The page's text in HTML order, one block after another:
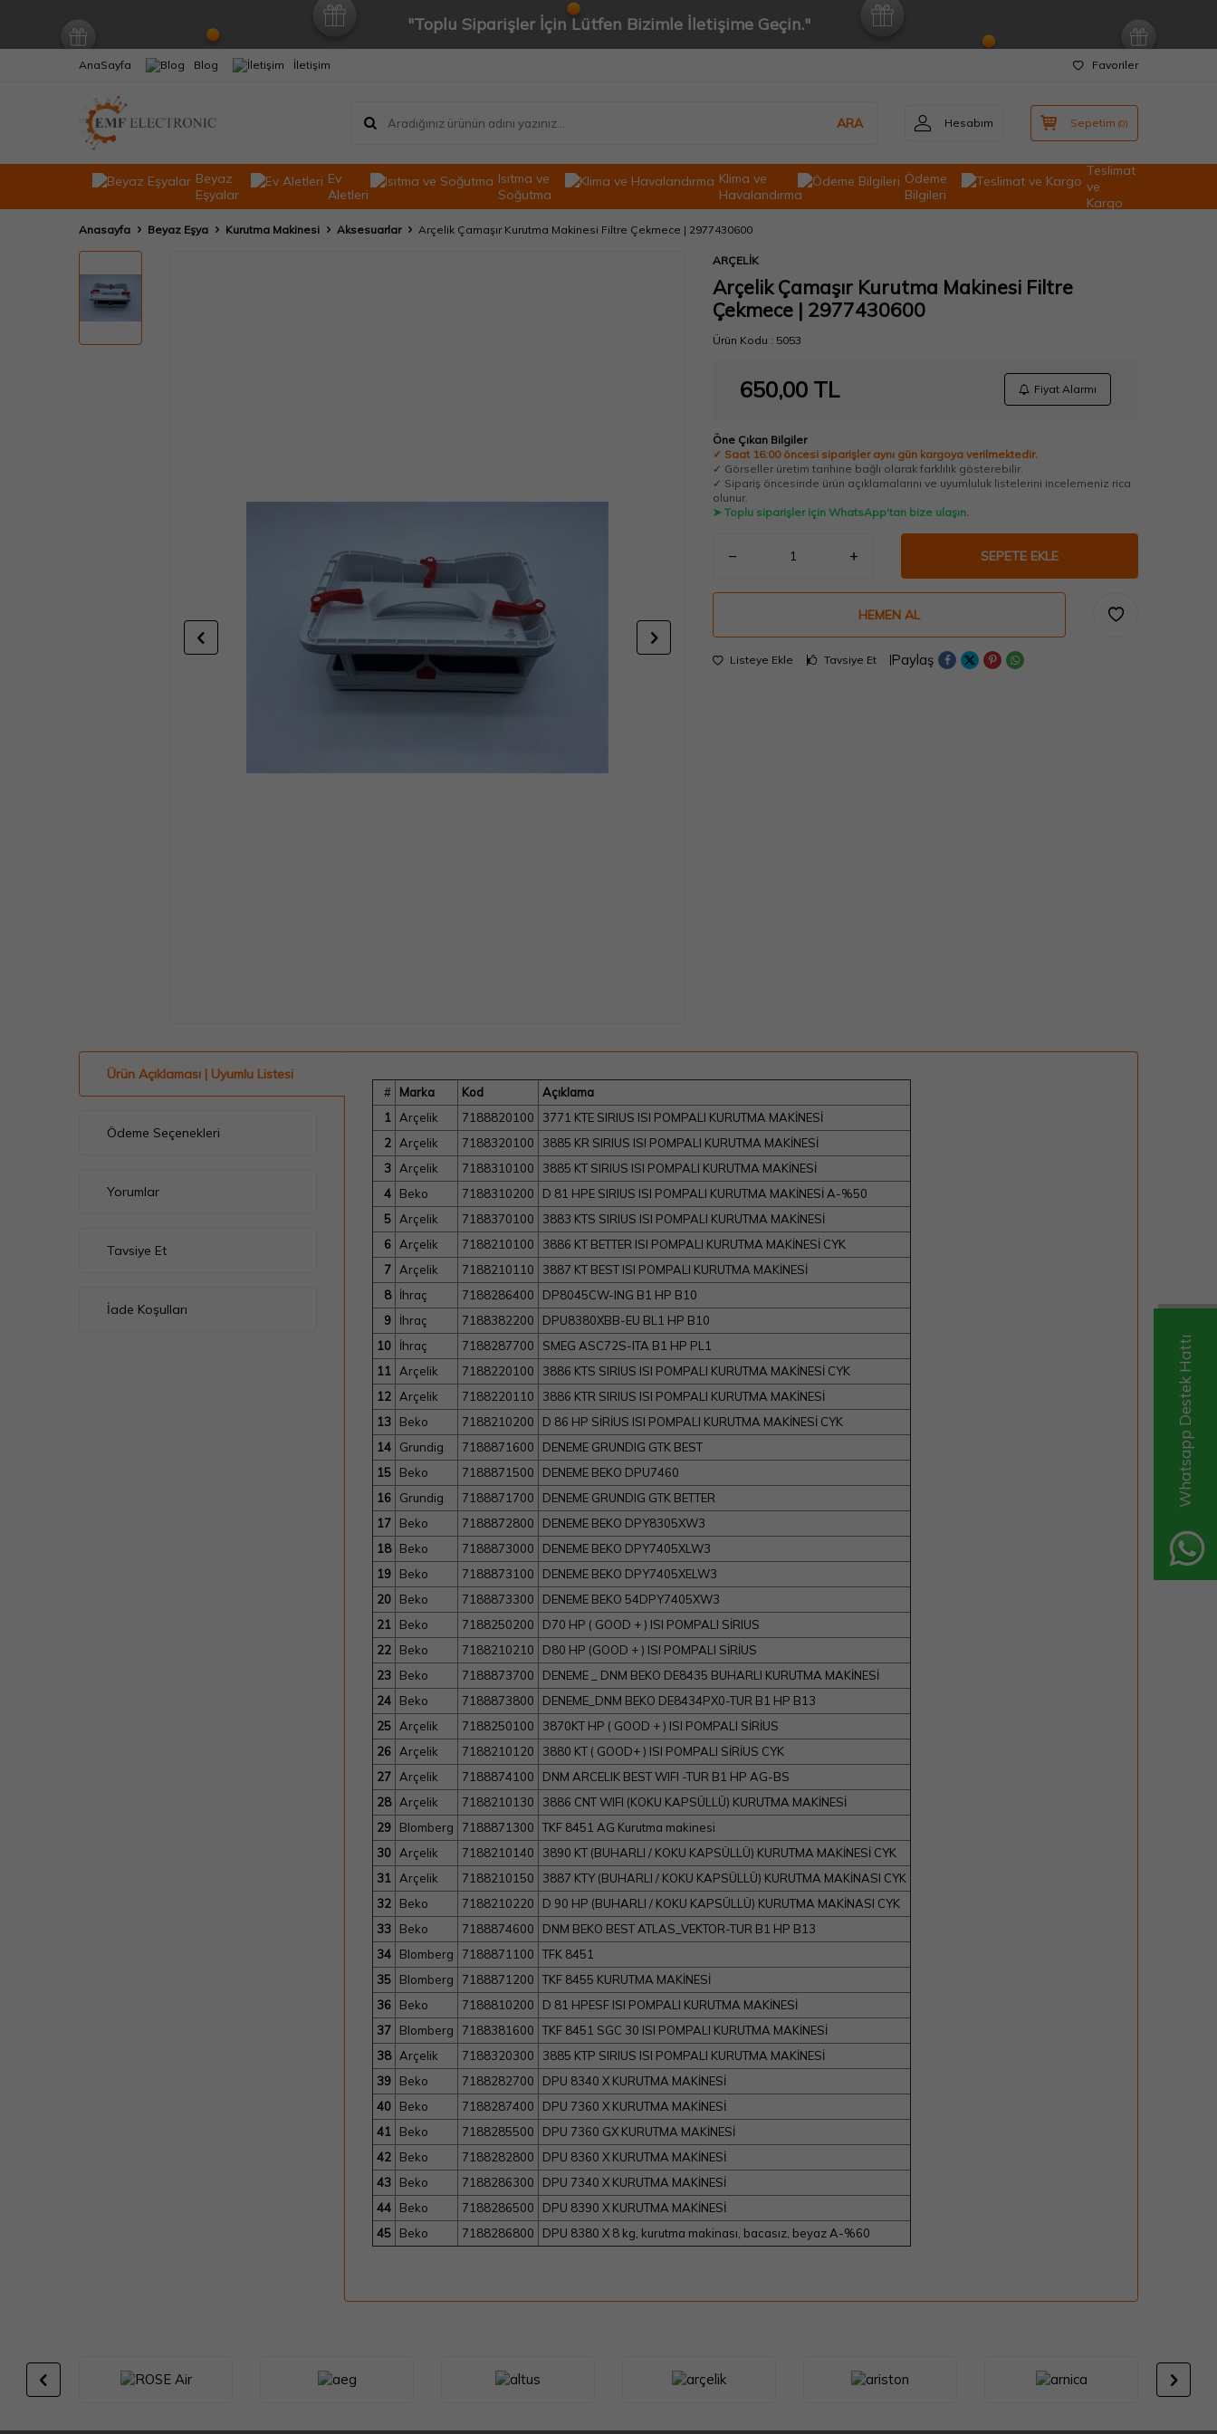
Whatsapp Destek Hattı
"Toplu Siparişler İçin Lütfen Bizimle İletişime Geçin."
AnaSayfa Blog İletişim Favoriler
ARA Hesabım Sepetim (0)
Beyaz
Eşyalar
Ev
Aletleri
Isıtma ve
Soğutma
Klima ve
Havalandırma
Ödeme
Bilgileri
Teslimat
ve
Kargo
Anasayfa Beyaz Eşya Kurutma Makinesi Aksesuarlar Arçelik Çamaşır Kurutma Makinesi Filtre Çekmece | 2977430600
ARÇELİK
Arçelik Çamaşır Kurutma Makinesi Filtre
Çekmece | 2977430600
Ürün Kodu : 5053
650,00 TL Fiyat Alarmı
Öne Çıkan Bilgiler
✓ Saat 16:00 öncesi siparişler aynı gün kargoya verilmektedir.
✓ Görseller üretim tarihine bağlı olarak farklılık gösterebilir.
✓ Sipariş öncesinde ürün açıklamalarını ve uyumluluk listelerini incelemeniz rica
olunur.
➤ Toplu siparişler için WhatsApp'tan bize ulaşın.
SEPETE EKLE
HEMEN AL
Listeye Ekle Tavsiye Et Paylaş
Ürün Açıklaması | Uyumlu Listesi
Ödeme Seçenekleri
Yorumlar
Tavsiye Et
İade Koşulları
# Marka Kod
Açıklama
1
Arçelik 7188820100
3771 KTE SIRIUS ISI POMPALI KURUTMA MAKİNESİ
2
Arçelik 7188320100
3885 KR SIRIUS ISI POMPALI KURUTMA MAKİNESİ
3
Arçelik 7188310100
3885 KT SIRIUS ISI POMPALI KURUTMA MAKİNESİ
4
Beko 7188310200
D 81 HPE SIRIUS ISI POMPALI KURUTMA MAKİNESİ A-%50
5
Arçelik 7188370100
3883 KTS SIRIUS ISI POMPALI KURUTMA MAKİNESİ
6
Arçelik 7188210100
3886 KT BETTER ISI POMPALI KURUTMA MAKİNESİ CYK
7
Arçelik 7188210110
3887 KT BEST ISI POMPALI KURUTMA MAKİNESİ
8
İhraç 7188286400
DP8045CW-ING B1 HP B10
9
İhraç 7188382200
DPU8380XBB-EU BL1 HP B10
10
İhraç 7188287700
SMEG ASC72S-ITA B1 HP PL1
11
Arçelik 7188220100
3886 KTS SIRIUS ISI POMPALI KURUTMA MAKİNESİ CYK
12
Arçelik 7188220110
3886 KTR SIRIUS ISI POMPALI KURUTMA MAKİNESİ
13
Beko 7188210200
D 86 HP SİRİUS ISI POMPALI KURUTMA MAKİNESİ CYK
14
Grundig 7188871600
DENEME GRUNDIG GTK BEST
15
Beko 7188871500
DENEME BEKO DPU7460
16
Grundig 7188871700
DENEME GRUNDIG GTK BETTER
17
Beko 7188872800
DENEME BEKO DPY8305XW3
18
Beko 7188873000
DENEME BEKO DPY7405XLW3
19
Beko 7188873100
DENEME BEKO DPY7405XELW3
20
Beko 7188873300
DENEME BEKO 54DPY7405XW3
21
Beko 7188250200
D70 HP ( GOOD + ) ISI POMPALI SİRIUS
22
Beko 7188210210
D80 HP (GOOD + ) ISI POMPALI SİRİUS
23
Beko 7188873700
DENEME _ DNM BEKO DE8435 BUHARLI KURUTMA MAKİNESİ
24
Beko 7188873800
DENEME_DNM BEKO DE8434PX0-TUR B1 HP B13
25
Arçelik 7188250100
3870KT HP ( GOOD + ) ISI POMPALI SİRİUS
26
Arçelik 7188210120
3880 KT ( GOOD+ ) ISI POMPALI SİRİUS CYK
27
Arçelik 7188874100
DNM ARCELIK BEST WIFI -TUR B1 HP AG-BS
28
Arçelik 7188210130
3886 CNT WIFI (KOKU KAPSÜLLÜ) KURUTMA MAKİNESİ
29
Blomberg 7188871300 TKF 8451 AG Kurutma makinesi
30
Arçelik 7188210140
3890 KT (BUHARLI / KOKU KAPSÜLLÜ) KURUTMA MAKİNESİ CYK
31
Arçelik 7188210150
3887 KTY (BUHARLI / KOKU KAPSÜLLÜ) KURUTMA MAKİNASI CYK
32
Beko 7188210220
D 90 HP (BUHARLI / KOKU KAPSÜLLÜ) KURUTMA MAKİNASI CYK
33
Beko 7188874600
DNM BEKO BEST ATLAS_VEKTOR-TUR B1 HP B13
34
Blomberg 7188871100 TFK 8451
35
Blomberg 7188871200 TKF 8455 KURUTMA MAKİNESİ
36
Beko 7188810200
D 81 HPESF ISI POMPALI KURUTMA MAKİNESİ
37
Blomberg 7188381600 TKF 8451 SGC 30 ISI POMPALI KURUTMA MAKİNESİ
38
Arçelik 7188320300
3885 KTP SIRIUS ISI POMPALI KURUTMA MAKİNESİ
39
Beko 7188282700
DPU 8340 X KURUTMA MAKİNESİ
40
Beko 7188287400
DPU 7360 X KURUTMA MAKİNESİ
41
Beko 7188285500
DPU 7360 GX KURUTMA MAKİNESİ
42
Beko 7188282800
DPU 8360 X KURUTMA MAKİNESİ
43
Beko 7188286300
DPU 7340 X KURUTMA MAKİNESİ
44
Beko 7188286500
DPU 8390 X KURUTMA MAKİNESİ
45
Beko 7188286800 DPU 8380 X 8 kg, kurutma makinası, bacasız, beyaz A-%60